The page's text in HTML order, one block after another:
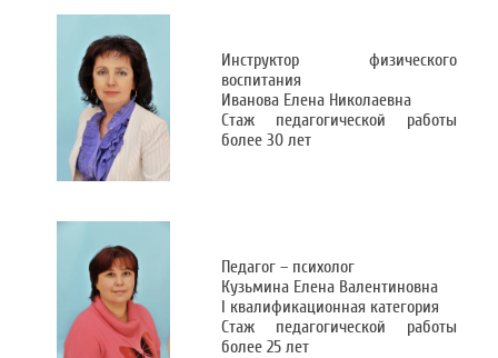
Инструктор физического
воспитания
Иванова Елена Николаевна
Стаж педагогической работы
более 30 лет
Педагог – психолог
Кузьмина Елена Валентиновна
I квалификационная категория
Стаж педагогической работы
более 25 лет